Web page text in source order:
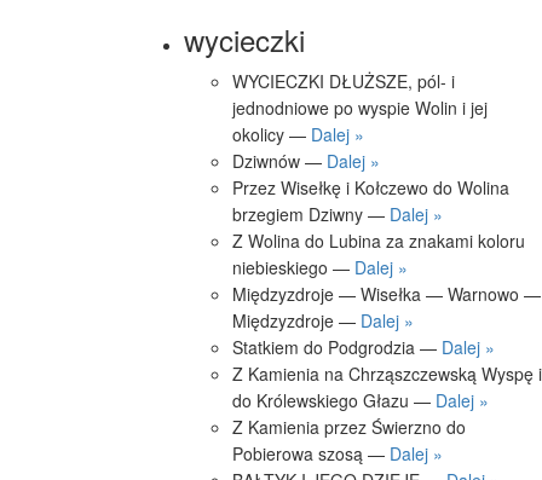
wycieczki
WYCIECZKI DŁUŻSZE, pól- i
jednodniowe po wyspie Wolin i jej
okolicy — Dalej »
Dziwnów — Dalej »
Przez Wisełkę i Kołczewo do Wolina
brzegiem Dziwny — Dalej »
Z Wolina do Lubina za znakami koloru
niebieskiego — Dalej »
Międzyzdroje — Wisełka — Warnowo —
Międzyzdroje — Dalej »
Statkiem do Podgrodzia — Dalej »
Z Kamienia na Chrząszczewską Wyspę i
do Królewskiego Głazu — Dalej »
Z Kamienia przez Świerzno do
Pobierowa szosą — Dalej »